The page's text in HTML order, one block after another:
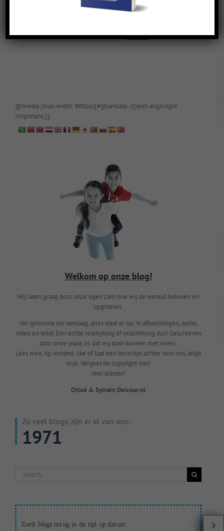
@media (max-width: 800px){#gtranslate-2{text-align:right
!important;}}
Welkom op onze blog!
Wij laten graag door onze ogen zien hoe wij de wereld beleven en
opgroeien.
Van geboorte tot vandaag, alles staat er op; in afbeeldingen, audio,
video en tekst. Een echte realityblog of reallifeblog dus! Geschreven
door onze papa, zo dat wij door kunnen met leven.
Lees mee, tip iemand, like of laat een berichtje achter voor ons, altijd
leuk. Vergeet de copyright niet!
Veel plezier!
Chloé & Sylvain Delcour.nl
Zo veel blogs zijn er al van ons:
1971
Search
Zoek blogs terug in de tijd op datum: